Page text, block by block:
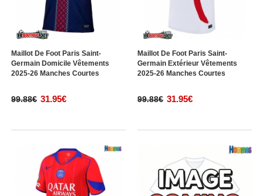
Maillot De Foot Paris Saint-
Germain Domicile Vêtements
2025-26 Manches Courtes
99.88€ 31.95€
Maillot De Foot Paris Saint-
Germain Extérieur Vêtements
2025-26 Manches Courtes
99.88€ 31.95€